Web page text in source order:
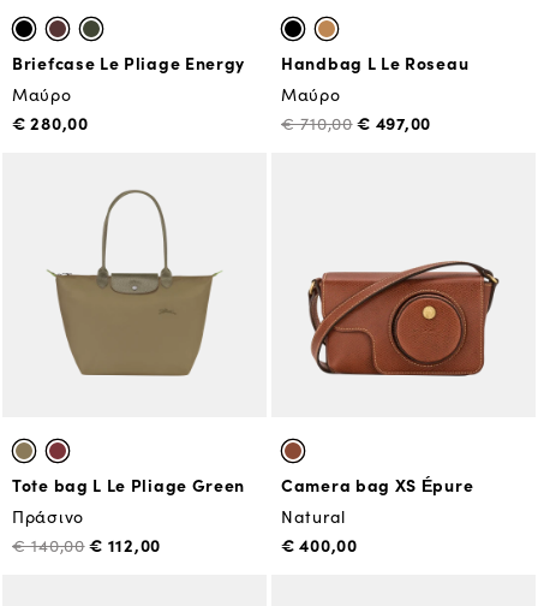
Briefcase Le Pliage Energy
Μαύρο
€ 280,00
Handbag L Le Roseau
Μαύρο
€ 710,00€ 497,00
Tote bag L Le Pliage Green
Πράσινο
€ 140,00€ 112,00
Camera bag XS Épure
Natural
€ 400,00